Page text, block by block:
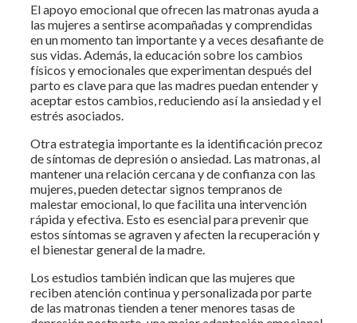
El apoyo emocional que ofrecen las matronas ayuda a
las mujeres a sentirse acompañadas y comprendidas
en un momento tan importante y a veces desafiante de
sus vidas. Además, la educación sobre los cambios
físicos y emocionales que experimentan después del
parto es clave para que las madres puedan entender y
aceptar estos cambios, reduciendo así la ansiedad y el
estrés asociados.
Otra estrategia importante es la identificación precoz
de síntomas de depresión o ansiedad. Las matronas, al
mantener una relación cercana y de confianza con las
mujeres, pueden detectar signos tempranos de
malestar emocional, lo que facilita una intervención
rápida y efectiva. Esto es esencial para prevenir que
estos síntomas se agraven y afecten la recuperación y
el bienestar general de la madre.
Los estudios también indican que las mujeres que
reciben atención continua y personalizada por parte
de las matronas tienden a tener menores tasas de